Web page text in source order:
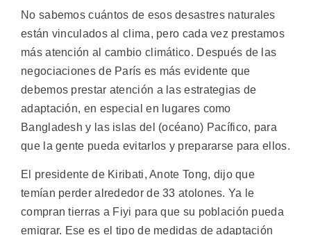
No sabemos cuántos de esos desastres naturales
están vinculados al clima, pero cada vez prestamos
más atención al cambio climático. Después de las
negociaciones de París es más evidente que
debemos prestar atención a las estrategias de
adaptación, en especial en lugares como
Bangladesh y las islas del (océano) Pacífico, para
que la gente pueda evitarlos y prepararse para ellos.
El presidente de Kiribati, Anote Tong, dijo que
temían perder alrededor de 33 atolones. Ya le
compran tierras a Fiyi para que su población pueda
emigrar. Ese es el tipo de medidas de adaptación